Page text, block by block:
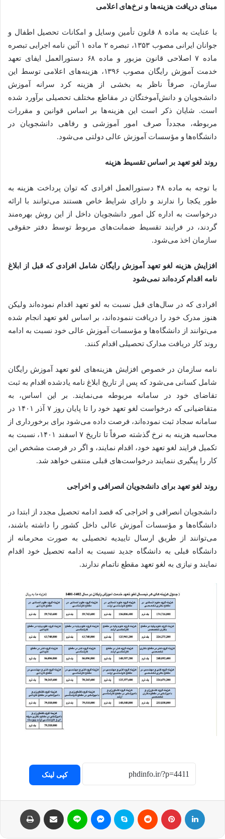
مبنای دریافت هزینه‌ها و نرخ‌های اعلامی
با عنایت به ماده ۸ قانون تأمین وسایل و امکانات تحصیل اطفال و
جوانان ایرانی مصوب ۱۳۵۳، تبصره ۲ ماده ۱ آئین نامه اجرایی تبصره
ماده ۷ اصلاحی قانون مزبور و ماده ۶۸ دستورالعمل ایفای تعهد
خدمت آموزش رایگان مصوب ۱۳۹۶، هزینه‌های اعلامی توسط این
سازمان، صرفاً ناظر به بخشی از هزینه کرد سرانه آموزش
دانشجویان و دانش‌آموختگان در مقاطع مختلف تحصیلی برآورد شده
است. شایان ذکر است این هزینه‌ها بر اساس قوانین و مقررات
مربوطه، مجدداً صرف امور آموزشی و رفاهی دانشجویان در
دانشگاه‌ها و مؤسسات آموزش عالی دولتی می‌شود.
روند لغو تعهد بر اساس تقسیط هزینه
با توجه به ماده ۴۸ دستورالعمل افرادی که توان پرداخت هزینه به
طور یکجا را ندارند و دارای شرایط خاص هستند می‌توانند با ارائه
درخواست به اداره کل امور دانشجویان داخل از این روش بهره‌مند
گردند، در فرایند تقسیط ضمانت‌های مربوط توسط دفتر حقوقی
سازمان اخذ می‌شود.
افزایش هزینه لغو تعهد آموزش رایگان شامل افرادی که قبل از ابلاغ
نامه اقدام کرده‌اند نمی‌شود
افرادی که در سال‌های قبل نسبت به لغو تعهد اقدام نموده‌اند ولیکن
هنوز مدرک خود را دریافت ننموده‌اند، بر اساس لغو تعهد انجام شده
می‌توانند از دانشگاه‌ها و مؤسسات آموزش عالی خود نسبت به ادامه
روند کار دریافت مدارک تحصیلی اقدام کنند.
نامه سازمان در خصوص افزایش هزینه‌های لغو تعهد آموزش رایگان
شامل کسانی می‌شود که پس از تاریخ ابلاغ نامه یادشده اقدام به ثبت
تقاضای خود در سامانه مربوطه می‌نمایند. بر این اساس، به
متقاضیانی که درخواست لغو تعهد خود را تا پایان روز ۷ آذر ۱۴۰۱ در
سامانه سجاد ثبت نموده‌اند، فرصت داده می‌شود برای برخورداری از
محاسبه هزینه به نرخ گذشته صرفاً تا تاریخ ۷ اسفند ۱۴۰۱، نسبت به
تکمیل فرایند لغو تعهد خود، اقدام نمایند، و اگر در فرصت مشخص این
کار را پیگیری ننمایند درخواست‌های قبلی منتفی خواهد شد.
روند لغو تعهد برای دانشجویان انصرافی و اخراجی
دانشجویان انصرافی و اخراجی که قصد ادامه تحصیل مجدد از ابتدا در
دانشگاه‌ها و مؤسسات آموزش عالی داخل کشور را داشته باشند،
می‌توانند از طریق ارسال تاییدیه تحصیلی به صورت محرمانه از
دانشگاه قبلی به دانشگاه جدید نسبت به ادامه تحصیل خود اقدام
نمایند و نیازی به لغو تعهد مقطع ناتمام ندارند.
کپی لینک